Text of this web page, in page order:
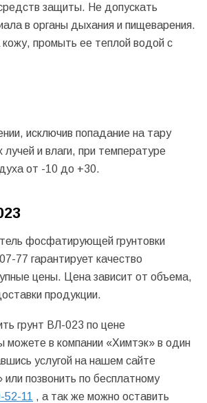
защиты. Не допускать
в органы дыхания и пищеварения.
кожу, промыть ее теплой водой с
исключив попадание на тару
лучей и влаги, при температуре
от -10 до +30.
фосфатирующей грунтовки
77 гарантирует качество
цены. Цена зависит от объема,
продукции.
грунт ВЛ-023 по цене
можете в компании «Химтэк» в один
услугой на нашем сайте
или позвонить по бесплатному
11 , а так же можно оставить